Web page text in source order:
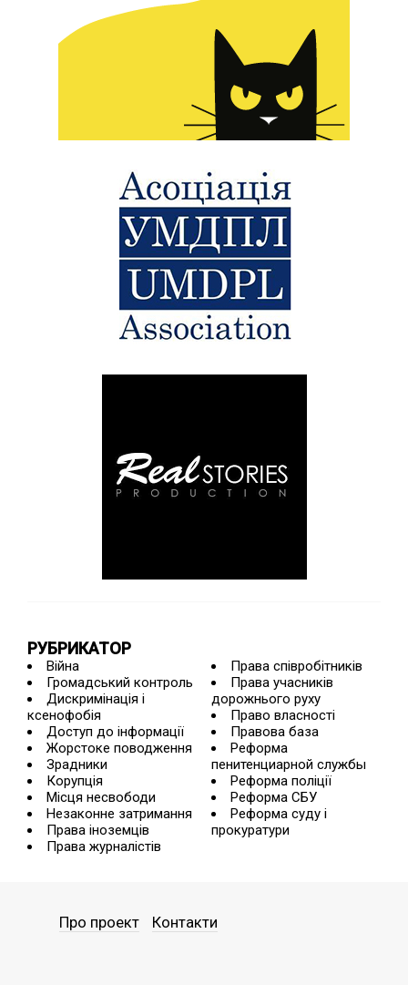
РУБРИКАТОР
Війна
Громадський контроль
Дискримінація і
ксенофобія
Доступ до інформації
Жорстоке поводження
Зрадники
Корупція
Місця несвободи
Незаконне затримання
Права іноземців
Права журналістів
Права співробітників
Права учасників
дорожнього руху
Право власності
Правова база
Реформа
пенитенциарной службы
Реформа поліції
Реформа СБУ
Реформа суду і
прокуратури
Про проект Контакти